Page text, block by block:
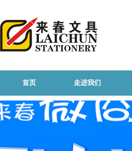
首页 走进我们